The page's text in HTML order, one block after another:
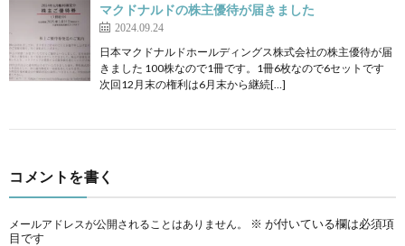
マクドナルドの株主優待が届きました
2024.09.24
日本マクドナルドホールディングス株式会社の株主優待が届
きました 100株なので1冊です。1冊6枚なので6セットです
次回12月末の権利は6月末から継続[…]
コメントを書く
メールアドレスが公開されることはありません。 ※ が付いている欄は必須項
目です